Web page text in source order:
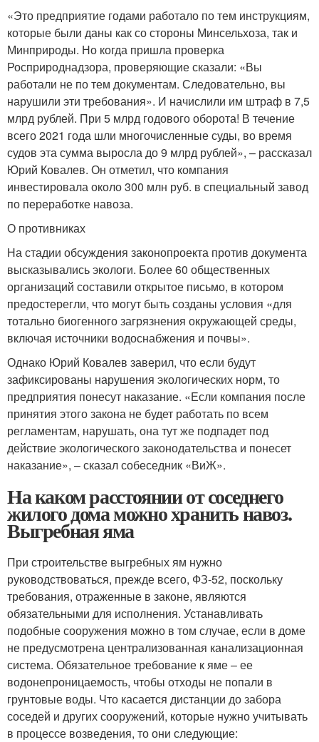
«Это предприятие годами работало по тем инструкциям,
которые были даны как со стороны Минсельхоза, так и
Минприроды. Но когда пришла проверка
Росприроднадзора, проверяющие сказали: «Вы
работали не по тем документам. Следовательно, вы
нарушили эти требования». И начислили им штраф в 7,5
млрд рублей. При 5 млрд годового оборота! В течение
всего 2021 года шли многочисленные суды, во время
судов эта сумма выросла до 9 млрд рублей», – рассказал
Юрий Ковалев. Он отметил, что компания
инвестировала около 300 млн руб. в специальный завод
по переработке навоза.
О противниках
На стадии обсуждения законопроекта против документа
высказывались экологи. Более 60 общественных
организаций составили открытое письмо, в котором
предостерегли, что могут быть созданы условия «для
тотально биогенного загрязнения окружающей среды,
включая источники водоснабжения и почвы».
Однако Юрий Ковалев заверил, что если будут
зафиксированы нарушения экологических норм, то
предприятия понесут наказание. «Если компания после
принятия этого закона не будет работать по всем
регламентам, нарушать, она тут же подпадет под
действие экологического законодательства и понесет
наказание», – сказал собеседник «ВиЖ».
На каком расстоянии от соседнего
жилого дома можно хранить навоз.
Выгребная яма
При строительстве выгребных ям нужно
руководствоваться, прежде всего, ФЗ-52, поскольку
требования, отраженные в законе, являются
обязательными для исполнения. Устанавливать
подобные сооружения можно в том случае, если в доме
не предусмотрена централизованная канализационная
система. Обязательное требование к яме – ее
водонепроницаемость, чтобы отходы не попали в
грунтовые воды. Что касается дистанции до забора
соседей и других сооружений, которые нужно учитывать
в процессе возведения, то они следующие: